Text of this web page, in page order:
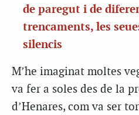
de paregut i de
trencaments, les
silencis
M’he imaginat moltes
va fer a soles des de la
d’Henares, com va ser